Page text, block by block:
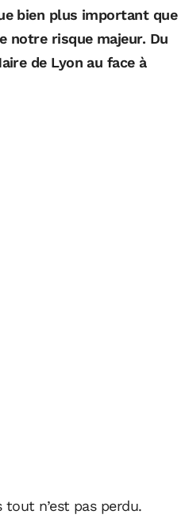
bien plus important que
notre risque majeur. Du
de Lyon au face à
n’est pas perdu.